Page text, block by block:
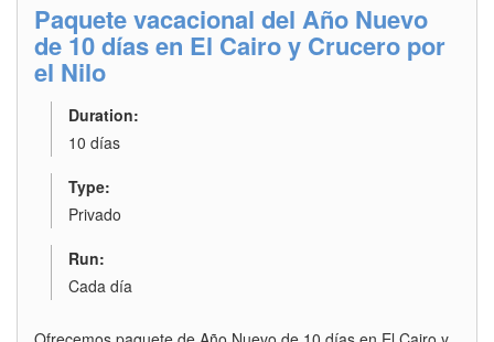
Paquete vacacional del Año Nuevo
de 10 días en El Cairo y Crucero por
el Nilo
Duration:
10 días
Type:
Privado
Run:
Cada día